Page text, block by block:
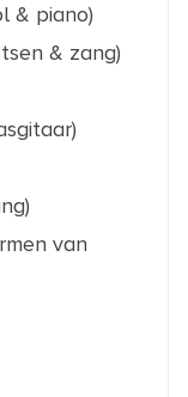
& piano)
& zang)
van